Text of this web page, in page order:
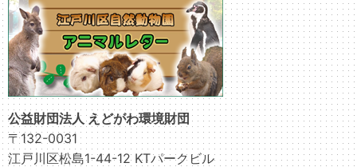
公益財団法人 えどがわ環境財団
〒132-0031
江戸川区松島1-44-12 KTパークビル